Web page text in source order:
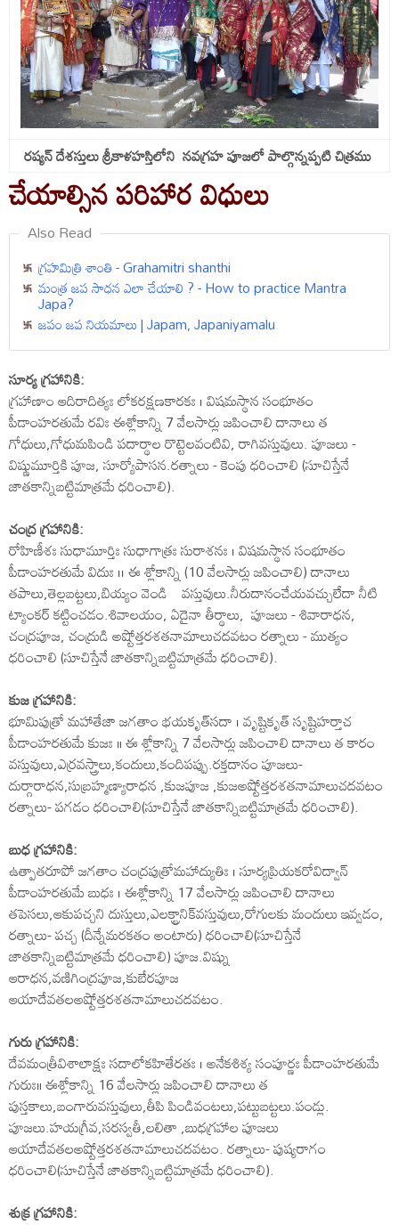
రష్యన్ దేశస్తులు శ్రీకాళహస్తిలోని నవగ్రహ పూజలో పాల్గొన్నప్పటి చిత్రము
చేయాల్సిన పరిహార విధులు
Also Read
గ్రహమిత్రి శాంతి - Grahamitri shanthi
మంత్ర జప సాధన ఎలా చేయాలి ? - How to practice Mantra
Japa?
జపం జప నియమాలు | Japam, Japaniyamalu
సూర్య గ్రహానికి:
గ్రహాణాం ఆదిరాదిత్యః లోకరక్షణకారకః । విషమస్థాన సంభూతం
పీడాంహరతుమే రవిః ఈశ్లోకాన్ని 7 వేలసార్లు జపించాలి దానాలు త
గోధులు,గోధుమపిండి పదార్థాల రొట్టెలవంటివి, రాగివస్తువులు. పూజలు -
విష్ణుమూర్తికి పూజ, సూర్యోపాసన.రత్నాలు - కెంపు ధరించాలి (సూచిస్తేనే
జాతకాన్నిబట్టిమాత్రమే ధరించాలి).
చంద్ర గ్రహానికి:
రోహిణీశః సుధామూర్తిః సుధాగాత్రః సురాశనః । విషమస్థాన సంభూతం
పీడాంహరతుమే విదుః ।। ఈ శ్లోకాన్ని (10 వేలసార్లు జపించాలి) దానాలు
తపాలు,తెల్లబట్టలు,బియ్యం వెండి వస్తువులు.నీరుదానంచేయవచ్చులేదా నీటి
ట్యాంకర్‌ కట్టించడం.శివాలయం, ఏదైనా తీర్థాలు, పూజలు - శివారాధన,
చంద్రపూజ, చంద్రుడి అష్టోత్తరశతనామాలుచదవటం రత్నాలు - ముత్యం
ధరించాలి (సూచిస్తేనే జాతకాన్నిబట్టిమాత్రమే ధరించాలి).
కుజ గ్రహానికి:
భూమిపుత్రో మహాతేజా జగతాం భయకృత్‌సదా । వృష్టికృత్‌ సృష్టిహర్తాచ
పీడాంహరతుమే కుజః ॥ ఈ శ్లోకాన్ని 7 వేలసార్లు జపించాలి దానాలు త కారం
వస్తువులు,ఎర్రవస్త్రాలు,కందులు,కందిపప్పు.రక్తదానం పూజలు-
దుర్గారాధన,సుబ్రహ్మణ్యారాధన ,కుజపూజ ,కుజఅష్టోత్తరశతనామాలుచదవటం
రత్నాలు- పగడం ధరించాలి(సూచిస్తేనే జాతకాన్నిబట్టిమాత్రమే ధరించాలి).
బుధ గ్రహానికి:
ఉత్పాతరూపో జగతాం చంద్రపుత్రోమహాద్యుతిః । సూర్యప్రియకరోవిద్వాన్‌
పీడాంహరతుమే బుధః । ఈశ్లోకాన్ని 17 వేలసార్లు జపించాలి దానాలు
తపెసలు,ఆకుపచ్చని దుస్తులు,ఎలక్ట్రానిక్‌వస్తువులు,రోగులకు మందులు ఇవ్వడం,
రత్నాలు- పచ్చ (దీన్నేమరకతం అంటారు) ధరించాలి(సూచిస్తేనే
జాతకాన్నిబట్టిమాత్రమే ధరించాలి) పూజ.విష్ను
ఆరాధన,వణిగింద్రపూజ,కుబేరపూజ
ఆయాదేవతలఅష్టోత్తరశతనామాలుచదవటం.
గురు గ్రహానికి:
దేవమంత్రీవిశాలాక్షః సదాలోకహితేరతః । అనేకశిశ్య సంపూర్ణః పీడాంహరతుమే
గురుః॥ ఈశ్లోకాన్ని 16 వేలసార్లు జపించాలి దానాలు త
పుస్తకాలు,బంగారువస్తువులు,తీపి పిండివంటలు,పట్టుబట్టలు.పండ్లు.
పూజలు.హయగ్రీవ,సరస్వతీ,లలితా ,బుధగ్రహాల పూజలు
ఆయాదేవతలఅష్టోత్తరశతనామాలుచదవటం. రత్నాలు- పుష్యరాగం
ధరించాలి(సూచిస్తేనే జాతకాన్నిబట్టిమాత్రమే ధరించాలి).
శుక్ర గ్రహానికి: